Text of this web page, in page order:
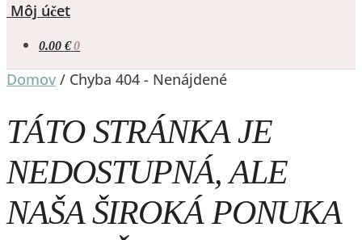
Môj účet
0.00 € 0
Domov / Chyba 404 - Nenájdené
TÁTO STRÁNKA JE
NEDOSTUPNÁ, ALE
NAŠA ŠIROKÁ PONUKA